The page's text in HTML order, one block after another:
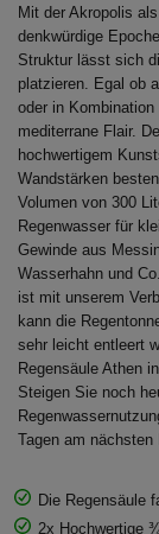
Mit der Akropolis
denkwürdige
Struktur lässt sich
platzieren. Egal ob
oder in
mediterrane Flair.
hochwertigem
Wandstärken
Volumen von 300
Regenwasser für
Gewinde aus
Wasserhahn und
ist mit unserem
kann die
sehr leicht entleert
Regensäule Athen
Steigen Sie noch
Tagen am nächsten
Die Regensäule
2x Hochwertige